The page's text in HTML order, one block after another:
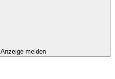
Anzeige melden